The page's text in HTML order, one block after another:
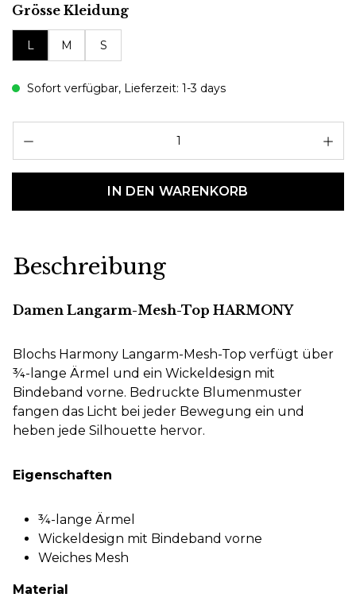
Grösse Kleidungauswählen
L M S
Sofort verfügbar, Lieferzeit: 1-3 days
IN DEN WARENKORB
Beschreibung
Damen Langarm-Mesh-Top HARMONY
Blochs Harmony Langarm-Mesh-Top verfügt über
¾-lange Ärmel und ein Wickeldesign mit
Bindeband vorne. Bedruckte Blumenmuster
fangen das Licht bei jeder Bewegung ein und
heben jede Silhouette hervor.
Eigenschaften
¾-lange Ärmel
Wickeldesign mit Bindeband vorne
Weiches Mesh
Material